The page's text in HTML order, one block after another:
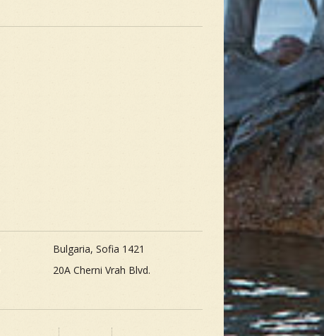
Bulgaria, Sofia 1421
20A Cherni Vrah Blvd.